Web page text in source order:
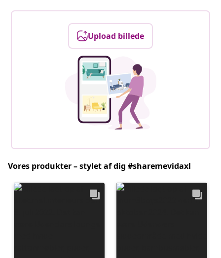
Upload billede
Vores produkter – stylet af dig #sharemevidaxl